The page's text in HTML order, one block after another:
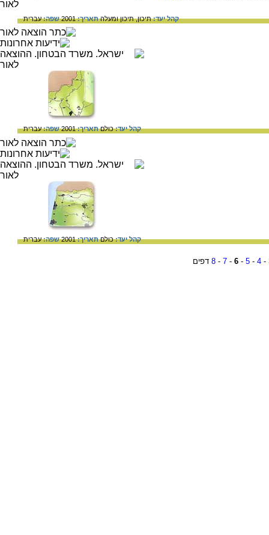
קהל יעד:תיכון,תיכון ומעלהתאריך:2001 שפה:עברית
קהל יעד:כולםתאריך:2001 שפה:עברית
קהל יעד:כולםתאריך:2001 שפה:עברית
-
4
-
5
-
6
-
7
-
8 דפים